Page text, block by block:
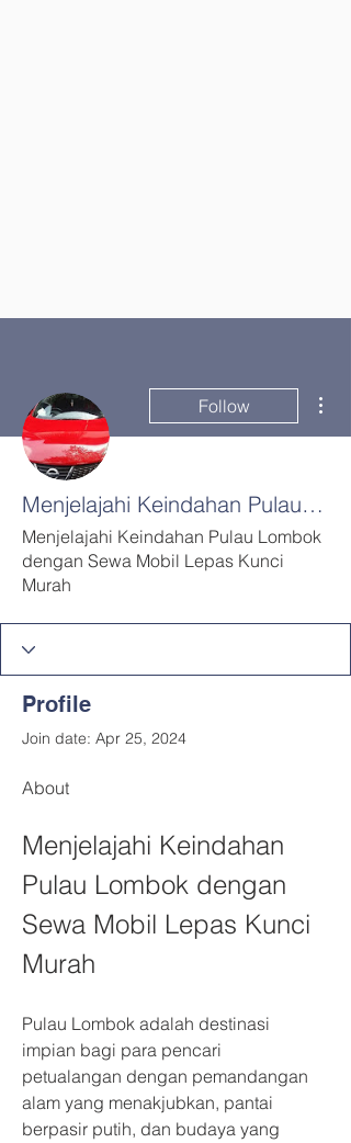
Follow
Menjelajahi Keindahan Pulau Lombok dengan Sewa Mobil Lepas Kunci Murah
Menjelajahi Keindahan Pulau Lombok
dengan Sewa Mobil Lepas Kunci
Murah
Profile
Join date: Apr 25, 2024
About
Menjelajahi Keindahan
Pulau Lombok dengan
Sewa Mobil Lepas Kunci
Murah
Pulau Lombok adalah destinasi
impian bagi para pencari
petualangan dengan pemandangan
alam yang menakjubkan, pantai
berpasir putih, dan budaya yang